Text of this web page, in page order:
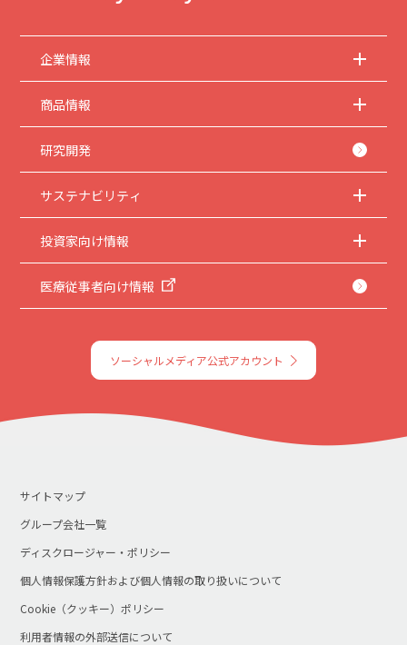
企業情報
商品情報
研究開発
サステナビリティ
投資家向け情報
医療従事者向け情報
ソーシャルメディア公式アカウント
サイトマップ
グループ会社一覧
ディスクロージャー・ポリシー
個人情報保護方針および個人情報の取り扱いについて
Cookie（クッキー）ポリシー
利用者情報の外部送信について